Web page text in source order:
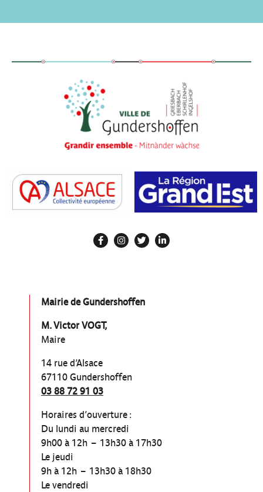
Mairie de Gundershoffen
M. Victor VOGT,
Maire
14 rue d’Alsace
67110 Gundershoffen
03 88 72 91 03
Horaires d’ouverture :
Du lundi au mercredi
9h00 à 12h – 13h30 à 17h30
Le jeudi
9h à 12h – 13h30 à 18h30
Le vendredi